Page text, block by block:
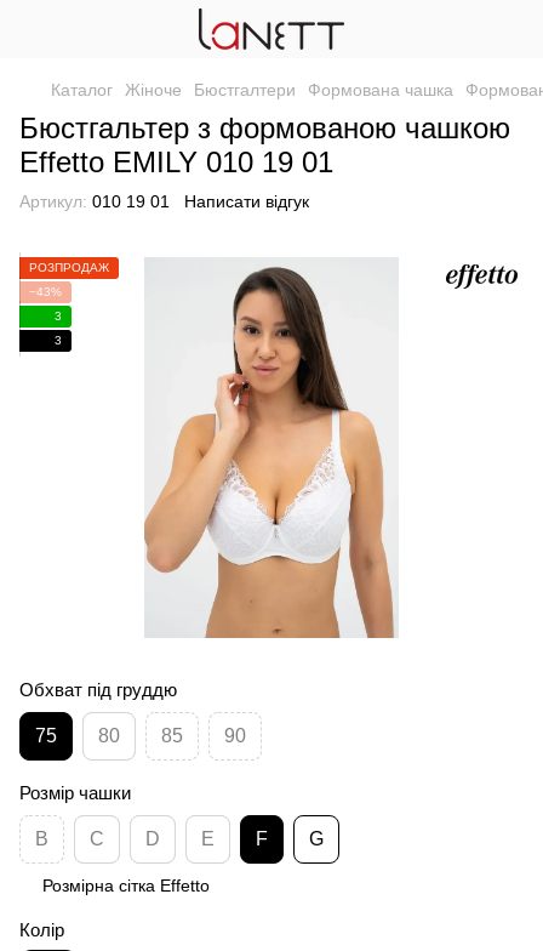
Каталог Жіноче Бюстгалтери Формована чашка
Бюстгальтер з формованою чашкою
Effetto EMILY 010 19 01
Артикул: 010 19 01 Написати відгук
РОЗПРОДАЖ
−43%
3
3
Обхват під груддю
75 80 85 90
Розмір чашки
B C D E F G
Розмірна сітка Effetto
Колір